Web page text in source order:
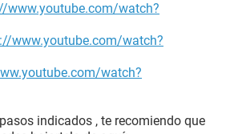
www.youtube.com/watch?
www.youtube.com/watch?
watch?
indicados , te recomiendo que